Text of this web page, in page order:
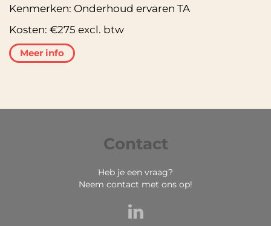
Kenmerken: Onderhoud ervaren TA
Kosten: €275 excl. btw
Meer info
Contact
Heb je een vraag?
Neem contact met ons op!